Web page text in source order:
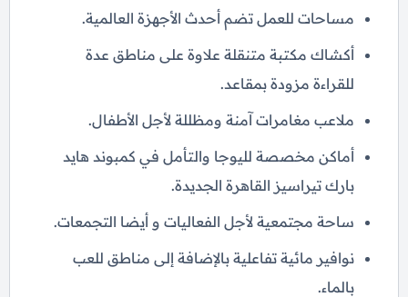
مساحات للعمل تضم أحدث الأجهزة العالمية.
أكشاك مكتبة متنقلة علاوة على مناطق عدة
للقراءة مزودة بمقاعد.
ملاعب مغامرات آمنة ومظللة لأجل الأطفال.
أماكن مخصصة لليوجا والتأمل في كمبوند هايد
بارك تيراسيز القاهرة الجديدة.
ساحة مجتمعية لأجل الفعاليات و أيضا التجمعات.
نوافير مائية تفاعلية بالإضافة إلى مناطق للعب
بالماء.